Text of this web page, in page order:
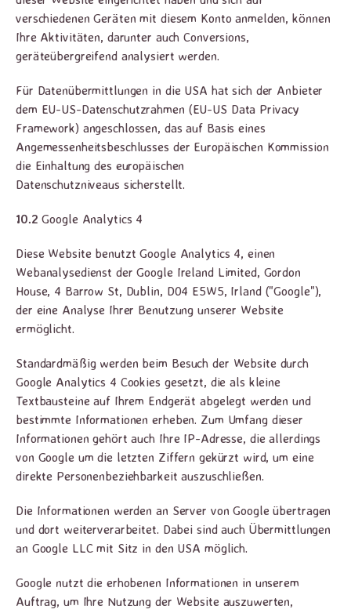
verschiedenen Geräten mit diesem Konto anmelden, können
Ihre Aktivitäten, darunter auch Conversions,
geräteübergreifend analysiert werden.
Für Datenübermittlungen in die USA hat sich der Anbieter
dem EU-US-Datenschutzrahmen (EU-US Data Privacy
Framework) angeschlossen, das auf Basis eines
Angemessenheitsbeschlusses der Europäischen Kommission
die Einhaltung des europäischen
Datenschutzniveaus sicherstellt.
10.2 Google Analytics 4
Diese Website benutzt Google Analytics 4, einen
Webanalysedienst der Google Ireland Limited, Gordon
House, 4 Barrow St, Dublin, D04 E5W5, Irland ("Google"),
der eine Analyse Ihrer Benutzung unserer Website
ermöglicht.
Standardmäßig werden beim Besuch der Website durch
Google Analytics 4 Cookies gesetzt, die als kleine
Textbausteine auf Ihrem Endgerät abgelegt werden und
bestimmte Informationen erheben. Zum Umfang dieser
Informationen gehört auch Ihre IP-Adresse, die allerdings
von Google um die letzten Ziffern gekürzt wird, um eine
direkte Personenbeziehbarkeit auszuschließen.
Die Informationen werden an Server von Google übertragen
und dort weiterverarbeitet. Dabei sind auch Übermittlungen
an Google LLC mit Sitz in den USA möglich.
Google nutzt die erhobenen Informationen in unserem
Auftrag, um Ihre Nutzung der Website auszuwerten,